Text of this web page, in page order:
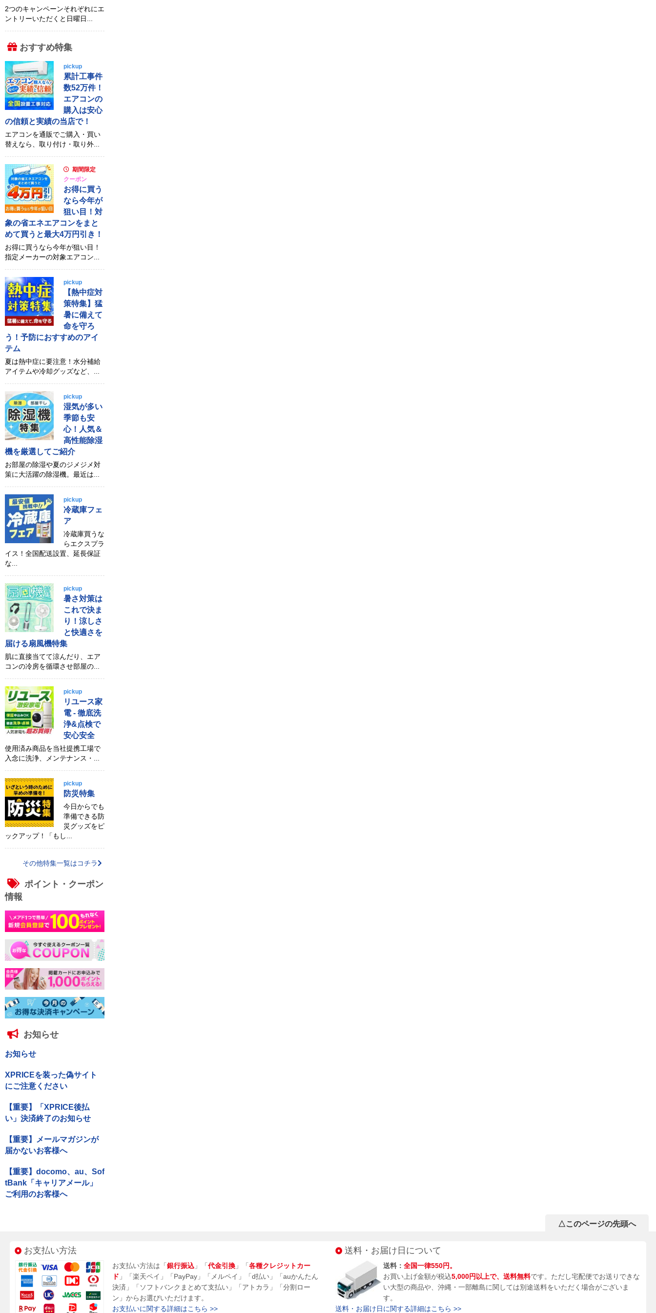
2つのキャンペーンそれぞれにエ
ントリーいただくと日曜日...
おすすめ特集
pickup
累計工事件
数52万件！
エアコンの
購入は安心
の信頼と実績の当店で！
エアコンを通販でご購入・買い
替えなら、取り付け・取り外...
期間限定
クーポン
お得に買う
なら今年が
狙い目！対
象の省エネエアコンをまと
めて買うと最大4万円引き！
お得に買うなら今年が狙い目！
指定メーカーの対象エアコン...
pickup
【熱中症対
策特集】猛
暑に備えて
命を守ろ
う！予防におすすめのアイ
テム
夏は熱中症に要注意！水分補給
アイテムや冷却グッズなど、...
pickup
湿気が多い
季節も安
心！人気＆
高性能除湿
機を厳選してご紹介
お部屋の除湿や夏のジメジメ対
策に大活躍の除湿機。最近は...
pickup
冷蔵庫フェ
ア
冷蔵庫買うな
らエクスプラ
イス！全国配送設置、延長保証
な...
pickup
暑さ対策は
これで決ま
り！涼しさ
と快適さを
届ける扇風機特集
肌に直接当てて涼んだり、エア
コンの冷房を循環させ部屋の...
pickup
リユース家
電 - 徹底洗
浄&点検で
安心安全
使用済み商品を当社提携工場で
入念に洗浄、メンテナンス・...
pickup
防災特集
今日からでも
準備できる防
災グッズをピ
ックアップ！「もし...
その他特集一覧はコチラ
ポイント・クーポン
情報
お知らせ
お知らせ
XPRICEを装った偽サイト
にご注意ください
【重要】「XPRICE後払
い」決済終了のお知らせ
【重要】メールマガジンが
届かないお客様へ
【重要】docomo、au、Sof
tBank「キャリアメール」
ご利用のお客様へ
△このページの先頭へ
お支払い方法
お支払い方法は「 銀行振込 」「 代金引換 」「 各種クレジットカー
ド 」「楽天ペイ」「PayPay」「メルペイ」「d払い」「auかんたん
決済」「ソフトバンクまとめて支払い」「アトカラ」「分割ロー
ン」からお選びいただけます。
お支払いに関する詳細はこちら >>
送料・お届け日について
送料： 全国一律550円。
お買い上げ金額が税込5,000円以上で、送料無料です。ただし宅配便でお送りできな
い大型の商品や、沖縄・一部離島に関しては別途送料をいただく場合がございま
す。
送料・お届け日に関する詳細はこちら >>